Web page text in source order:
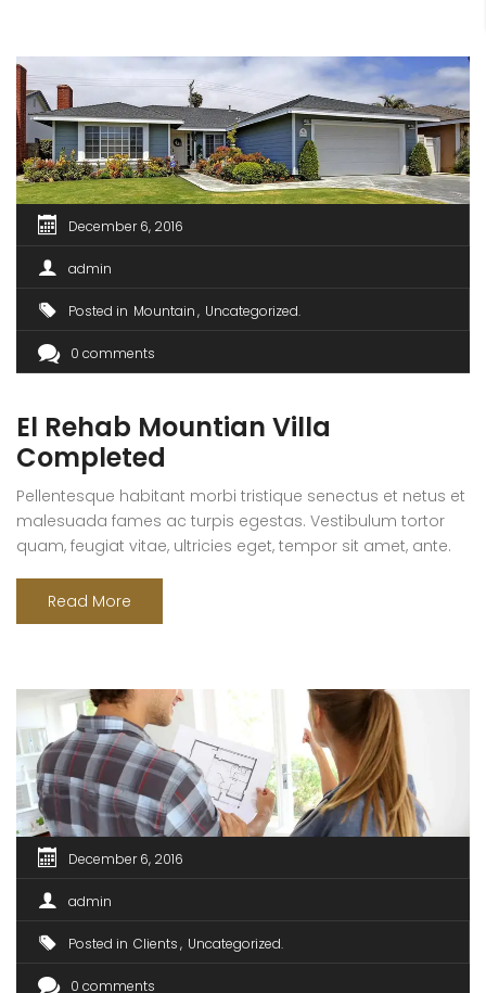
December 6, 2016
admin
Posted in Mountain Uncategorized
0 comments
El Rehab Mountian Villa
Completed
Pellentesque habitant morbi tristique senectus et netus et
malesuada fames ac turpis egestas. Vestibulum tortor
quam, feugiat vitae, ultricies eget, tempor sit amet, ante.
ultricies mi vitae est. Mauris placerat eleifend leo. Quisque
sit amet est et sapien ullamcorper pharetra. Vestibulum
Read More
December 6, 2016
admin
Posted in Clients Uncategorized
0 comments